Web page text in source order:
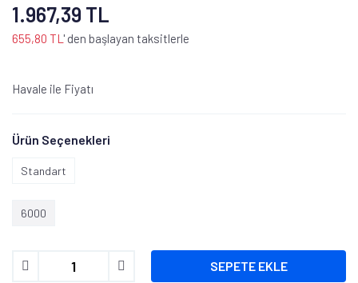
1.967,39 TL
655,80 TL ' den başlayan taksitlerle
Havale ile Fiyatı
Ürün Seçenekleri
Standart
6000
SEPETE EKLE